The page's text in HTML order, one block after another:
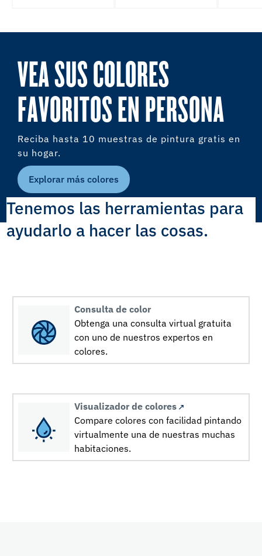
VEA SUS COLORES
FAVORITOS EN PERSONA
Reciba hasta 10 muestras de pintura gratis en
su hogar.
Explorar más colores
Tenemos las herramientas para
ayudarlo a hacer las cosas.
Consulta de color
Obtenga una consulta virtual gratuita
con uno de nuestros expertos en
colores.
Visualizador de colores
Compare colores con facilidad pintando
virtualmente una de nuestras muchas
habitaciones.